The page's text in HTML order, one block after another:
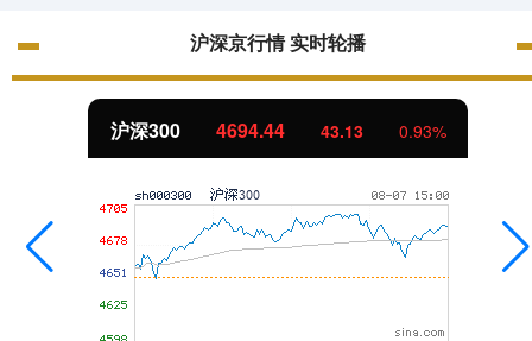
沪深京行情 实时轮播
沪深300 4694.44 43.13 0.93%